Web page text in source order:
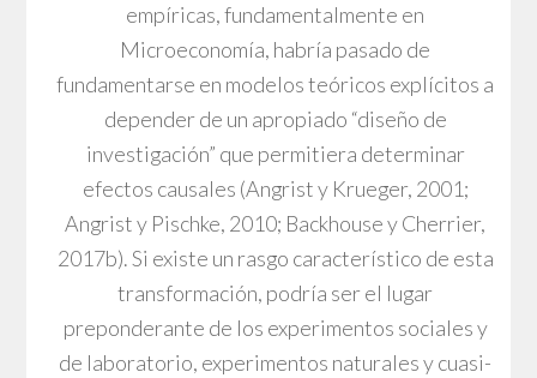
empíricas, fundamentalmente en
Microeconomía, habría pasado de
fundamentarse en modelos teóricos explícitos a
depender de un apropiado “diseño de
investigación” que permitiera determinar
efectos causales (Angrist y Krueger, 2001;
Angrist y Pischke, 2010; Backhouse y Cherrier,
2017b). Si existe un rasgo característico de esta
transformación, podría ser el lugar
preponderante de los experimentos sociales y
de laboratorio, experimentos naturales y cuasi-